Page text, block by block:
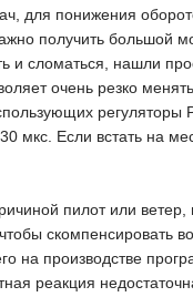
для понижения
получить большой
и сломаться, нашли
очень резко
мкс. Если встать на
пилот или
на производстве
реакция